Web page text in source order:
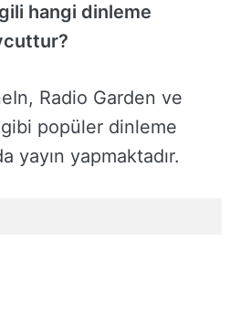
hangi dinleme
Radio Garden ve
popüler dinleme
yayın yapmaktadır.